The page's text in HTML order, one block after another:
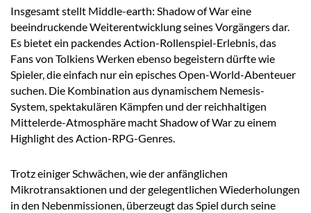
Insgesamt stellt Middle-earth: Shadow of War eine
beeindruckende Weiterentwicklung seines Vorgängers dar.
Es bietet ein packendes Action-Rollenspiel-Erlebnis, das
Fans von Tolkiens Werken ebenso begeistern dürfte wie
Spieler, die einfach nur ein episches Open-World-Abenteuer
suchen. Die Kombination aus dynamischem Nemesis-
System, spektakulären Kämpfen und der reichhaltigen
Mittelerde-Atmosphäre macht Shadow of War zu einem
Highlight des Action-RPG-Genres.
Trotz einiger Schwächen, wie der anfänglichen
Mikrotransaktionen und der gelegentlichen Wiederholungen
in den Nebenmissionen, überzeugt das Spiel durch seine